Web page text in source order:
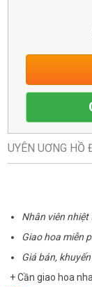
UYÊN UƠNG HỒ
Nhân viên
Giao hoa miễn
Giá bán,
+ Cần giao hoa